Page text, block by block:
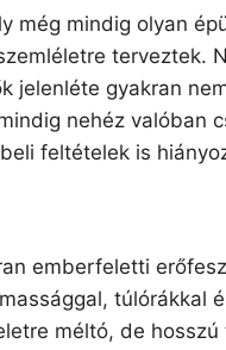
még mindig olyan
terveztek.
jelenléte gyakran
nehéz valóban
feltételek is
emberfeletti
túlórákkal
méltó, de